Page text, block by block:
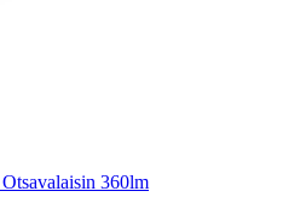
360lm